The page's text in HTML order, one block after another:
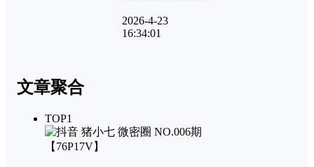
2026-4-23
16:34:01
文章聚合
TOP1